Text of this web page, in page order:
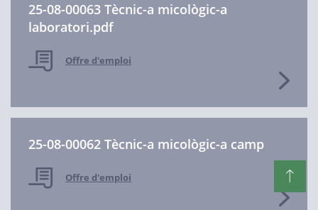
25-08-00063 Tècnic-a micològic-a
laboratori.pdf
Offre d'emploi
25-08-00062 Tècnic-a micològic-a camp
Offre d'emploi